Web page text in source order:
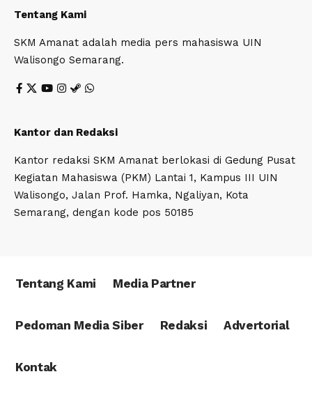
Tentang Kami
SKM Amanat adalah media pers mahasiswa UIN
Walisongo Semarang.
Kantor dan Redaksi
Kantor redaksi SKM Amanat berlokasi di Gedung Pusat
Kegiatan Mahasiswa (PKM) Lantai 1, Kampus III UIN
Walisongo, Jalan Prof. Hamka, Ngaliyan, Kota
Semarang, dengan kode pos 50185
Tentang Kami Media Partner
Pedoman Media Siber Redaksi Advertorial
Kontak